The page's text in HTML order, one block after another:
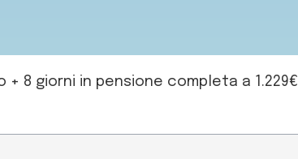
+ 8 giorni in pensione completa a 1.229€